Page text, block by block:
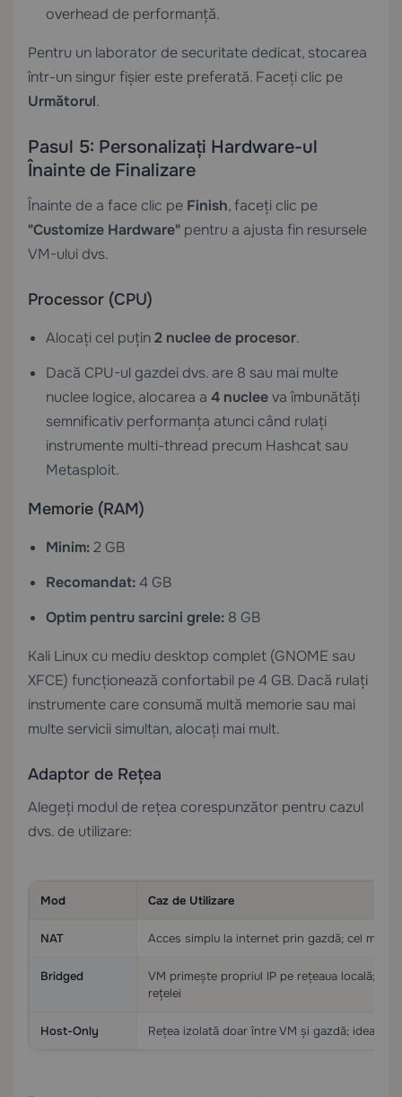
overhead de performanță.
Pentru un laborator de securitate dedicat, stocarea
într-un singur fișier este preferată. Faceți clic pe
Următorul.
Pasul 5: Personalizați Hardware-ul
Înainte de Finalizare
Înainte de a face clic pe Finish, faceți clic pe
"Customize Hardware" pentru a ajusta fin resursele
VM-ului dvs.
Processor (CPU)
Alocați cel puțin2 nuclee de procesor.
Dacă CPU-ul gazdei dvs. are 8 sau mai multe
nuclee logice, alocarea a 4 nucleeva îmbunătăți
semnificativ performanța atunci când rulați
instrumente multi-thread precum Hashcat sau
Metasploit.
Memorie (RAM)
Minim:2 GB
Recomandat: 4 GB
Optim pentru sarcini grele: 8 GB
Kali Linux cu mediu desktop complet (GNOME sau
XFCE) funcționează confortabil pe 4 GB. Dacă rulați
instrumente care consumă multă memorie sau mai
multe servicii simultan, alocați mai mult.
Adaptor de Rețea
Alegeți modul de rețea corespunzător pentru cazul
dvs. de utilizare:
Mod Caz de Utilizare
NAT Acces simplu la internet prin gazdă; cel mai
Bridged
VM primește propriul IP pe rețeaua locală;
rețelei
Host-Only Rețea izolată doar între VM și gazdă; ideal